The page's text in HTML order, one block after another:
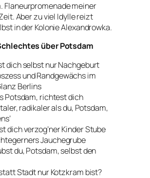
Flaneurpromenade meiner
Aber zu viel Idylle reizt
in der Kolonie Alexandrowka.
über Potsdam
dich selbst nur Nachgeburt
und Randgewächs im
Berlins
Potsdam, richtest dich
radikaler als du, Potsdam,
dich verzog’ner Kinder Stube
Jauchegrube
du, Potsdam, selbst den
Stadt nur Kotzkram bist?